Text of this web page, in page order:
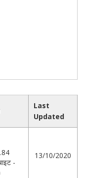
Last
Updated
-
13/10/2020